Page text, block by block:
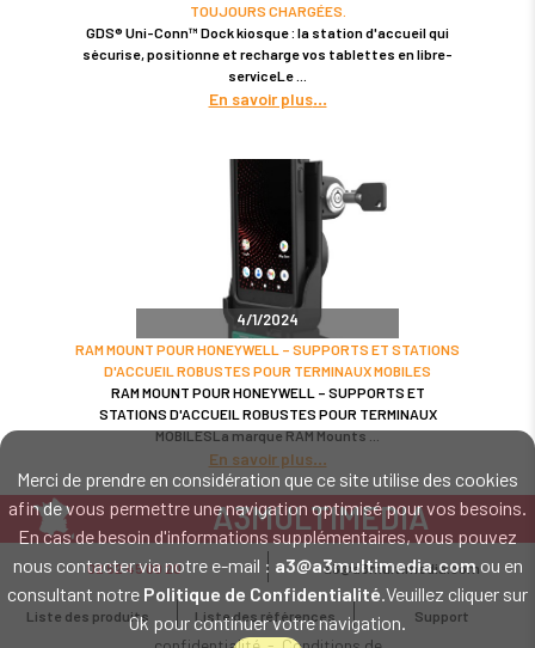
Merci de prendre en considération que ce site utilise des cookies
afin de vous permettre une navigation optimisé pour vos besoins.
En cas de besoin d'informations supplémentaires, vous pouvez
nous contacter via notre e-mail : a3@a3multimedia.comou en
consultant notre Politique de Confidentialité.Veuillez cliquer sur
Ok pour continuer votre navigation.
TOUJOURS CHARGÉES.
GDS® Uni-Conn™ Dock kiosque : la station d'accueil qui
sécurise, positionne et recharge vos tablettes en libre-
serviceLe
En savoir plus
4/1/2024
RAM MOUNT POUR HONEYWELL – SUPPORTS ET STATIONS
D'ACCUEIL ROBUSTES POUR TERMINAUX MOBILES
RAM MOUNT POUR HONEYWELL – SUPPORTS ET
STATIONS D'ACCUEIL ROBUSTES POUR TERMINAUX
MOBILESLa marque RAM Mounts
En savoir plus
A3MULTIMEDIA
LE SPÉCIALISTE MATÉRIEL ET LOGICIEL CODE BARRE
Intervention sur tout le territoire : Cholet - Nantes - Angers - Rennes - Le
Mans - Bordeaux - Paris - Lille - Brest - Toulouse - Marseille - Poitiers -
Caen - Lyon - Reims - Lorient - Vannes - Quimper - Rouen
02 52 45 00 20 a3@a3multimedia.com
Liste des produits Liste des références Support
Mentions légales-Politique de